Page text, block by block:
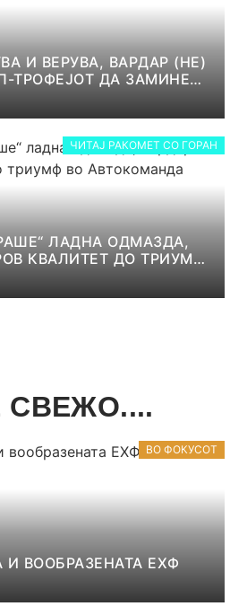
И ВЕРУВА, ВАРДАР (НЕ)
ТРОФЕЈОТ ДА ЗАМИНЕ
ЧИТАЈ РАКОМЕТ СО ГОРАН
ЛАДНА ОДМАЗДА,
КВАЛИТЕТ ДО ТРИУМФ
СВЕЖО....
ВО ФОКУСОТ
ВООБРАЗЕНАТА ЕХФ